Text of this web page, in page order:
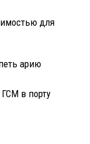
для
арию
в порту